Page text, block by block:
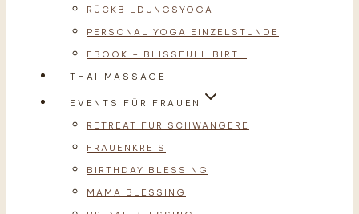
RÜCKBILDUNGSYOGA
PERSONAL YOGA EINZELSTUNDE
EBOOK – BLISSFULL BIRTH
THAI MASSAGE
EVENTS FÜR FRAUEN
RETREAT FÜR SCHWANGERE
FRAUENKREIS
BIRTHDAY BLESSING
MAMA BLESSING